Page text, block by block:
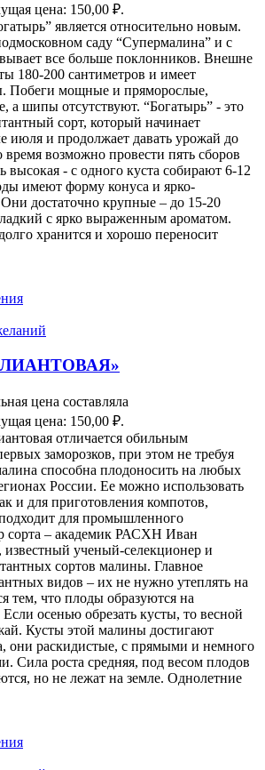
цена: 150,00 ₽.
является относительно новым.
саду “Супермалина” и с
все больше поклонников. Внешне
180-200 сантиметров и имеет
Побеги мощные и пряморослые,
а шипы отсутствуют. “Богатырь” - это
сорт, который начинает
июля и продолжает давать урожай до
время возможно провести пять сборов
высокая - с одного куста собирают 6-12
имеют форму конуса и ярко-
достаточно крупные – до 15-20
с ярко выраженным ароматом.
хранится и хорошо переносит
цена составляла
цена: 150,00 ₽.
отличается обильным
заморозков, при этом не требуя
способна плодоносить на любых
России. Ее можно использовать
и для приготовления компотов,
для промышленного
сорта – академик РАСХН Иван
известный ученый-селекционер и
сортов малины. Главное
видов – их не нужно утеплять на
тем, что плоды образуются на
осенью обрезать кусты, то весной
Кусты этой малины достигают
они раскидистые, с прямыми и немного
Сила роста средняя, под весом плодов
но не лежат на земле. Однолетние